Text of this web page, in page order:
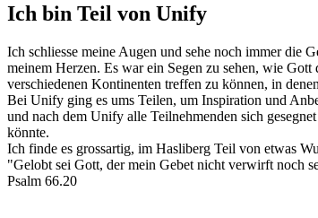
Ich bin Teil von Unify
Ich schliesse meine Augen und sehe noch immer die
meinem Herzen. Es war ein Segen zu sehen, wie
verschiedenen Kontinenten treffen zu können, in
Bei Unify ging es ums Teilen, um Inspiration und
und nach dem Unify alle Teilnehmenden sich
könnte.
Ich finde es grossartig, im Hasliberg Teil von etwas
"Gelobt sei Gott, der mein Gebet nicht verwirft noch
Psalm 66.20